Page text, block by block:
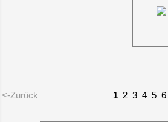
<-Zurück 1 2 3 4 5 6